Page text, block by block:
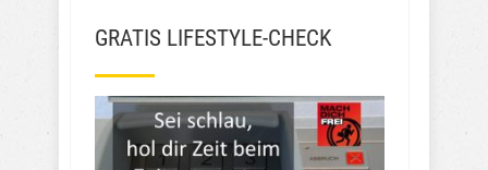
GRATIS LIFESTYLE-CHECK